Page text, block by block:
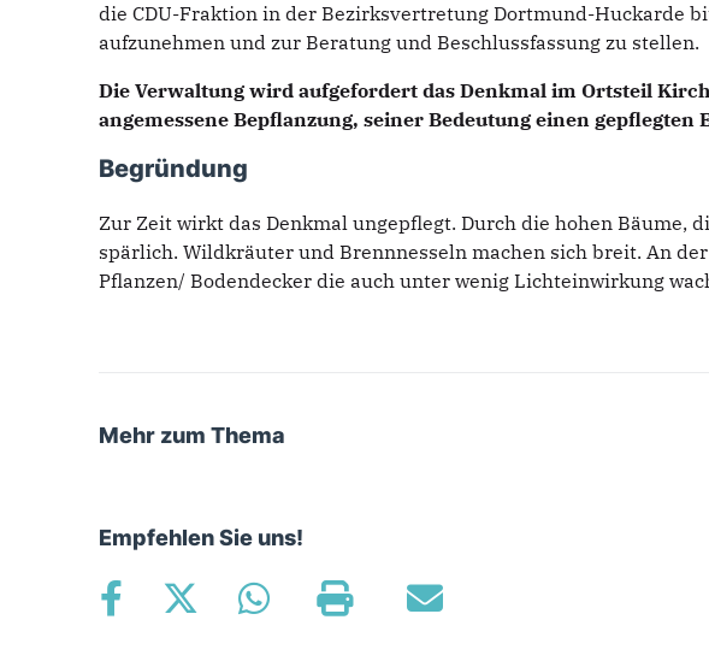
die CDU-Fraktion in der Bezirksvertretung Dortmund-Huckarde
aufzunehmen und zur Beratung und Beschlussfassung zu stellen.
Die Verwaltung wird aufgefordert das Denkmal im Ortsteil
angemessene Bepflanzung, seiner Bedeutung einen gepflegten
Begründung
Zur Zeit wirkt das Denkmal ungepflegt. Durch die hohen Bäume,
spärlich. Wildkräuter und Brennnesseln machen sich breit. An
Pflanzen/ Bodendecker die auch unter wenig Lichteinwirkung
Mehr zum Thema
Empfehlen Sie uns!